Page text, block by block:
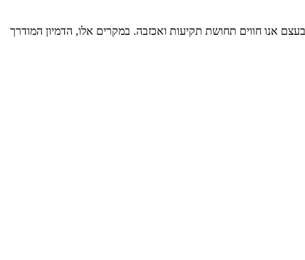
אנו חווים תחושת תקיעות ואכזבה. במקרים אלו, הדמיון המודרך